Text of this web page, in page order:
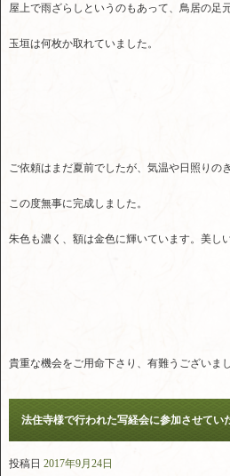
屋上で雨ざらしというのもあって、鳥居の足
玉垣は何枚か取れていました。
ご依頼はまだ夏前でしたが、気温や日照りの
この度無事に完成しました。
朱色も濃く、額は金色に輝いています。美しい
貴重な機会をご用命下さり、有難うございまし
法住寺様で行われた写経会に参加させて
投稿日 2017年9月24日